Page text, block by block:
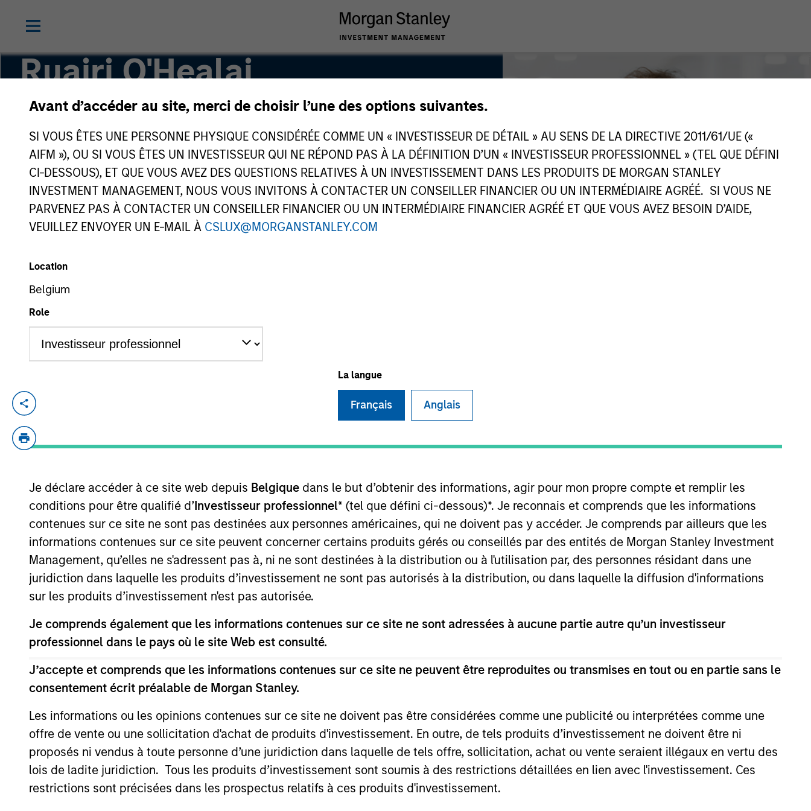
Avant d’accéder au site, merci de choisir l’une des options suivantes.
SI VOUS ÊTES UNE PERSONNE PHYSIQUE CONSIDÉRÉE COMME UN « INVESTISSEUR DE DÉTAIL » AU SENS DE LA DIRECTIVE 2011/61/UE («
AIFM »), OU SI VOUS ÊTES UN INVESTISSEUR QUI NE RÉPOND PAS À LA DÉFINITION D’UN « INVESTISSEUR PROFESSIONNEL » (TEL QUE DÉFINI
CI-DESSOUS), ET QUE VOUS AVEZ DES QUESTIONS RELATIVES À UN INVESTISSEMENT DANS LES PRODUITS DE MORGAN STANLEY
INVESTMENT MANAGEMENT, NOUS VOUS INVITONS À CONTACTER UN CONSEILLER FINANCIER OU UN INTERMÉDIAIRE AGRÉÉ. SI VOUS NE
PARVENEZ PAS À CONTACTER UN CONSEILLER FINANCIER OU UN INTERMÉDIAIRE FINANCIER AGRÉÉ ET QUE VOUS AVEZ BESOIN D’AIDE,
VEUILLEZ ENVOYER UN E-MAIL À CSLUX@MORGANSTANLEY.COM
Location
Belgium
Role
La langue
Français Anglais
Je déclare accéder à ce site web depuis Belgique dans le but d’obtenir des informations, agir pour mon propre compte et remplir les
conditions pour être qualifié d’Investisseur professionnel* (tel que défini ci-dessous)*. Je reconnais et comprends que les informations
contenues sur ce site ne sont pas destinées aux personnes américaines, qui ne doivent pas y accéder. Je comprends par ailleurs que les
informations contenues sur ce site peuvent concerner certains produits gérés ou conseillés par des entités de Morgan Stanley Investment
Management, qu’elles ne s'adressent pas à, ni ne sont destinées à la distribution ou à l'utilisation par, des personnes résidant dans une
juridiction dans laquelle les produits d’investissement ne sont pas autorisés à la distribution, ou dans laquelle la diffusion d'informations
sur les produits d’investissement n'est pas autorisée.
Je comprends également que les informations contenues sur ce site ne sont adressées à aucune partie autre qu’un investisseur
professionnel dans le pays où le site Web est consulté.
J’accepte et comprends que les informations contenues sur ce site ne peuvent être reproduites ou transmises en tout ou en partie sans le
consentement écrit préalable de Morgan Stanley.
Les informations ou les opinions contenues sur ce site ne doivent pas être considérées comme une publicité ou interprétées comme une
offre de vente ou une sollicitation d'achat de produits d'investissement. En outre, de tels produits d’investissement ne doivent être ni
proposés ni vendus à toute personne d’une juridiction dans laquelle de tels offre, sollicitation, achat ou vente seraient illégaux en vertu des
lois de ladite juridiction. Tous les produits d’investissement sont soumis à des restrictions détaillées en lien avec l'investissement. Ces
restrictions sont précisées dans les prospectus relatifs à ces produits d'investissement.
Ruairi O'Healai
Co–Chief Operating Officer
YEARS OF INDUSTRY EXPERIENCE
30 Years
Ruairi is co–chief operating officer and a member of the Morgan Stanley Investment Management Operating Committee, the EMEA
Operating Committee and the Morgan Stanley Investment Management and Morgan Stanley Fund Management Investment
years of financial services experience.
Ruairi has a BA in banking and finance from the University of Ulster and an MComm from the Graduate School of Business,
University College Dublin.
May not represent all Team Members.
offering of advisory services or an offer to sell or a solicitation of an offer to buy any securities in any jurisdiction in which such offer or solicitation,
purchase or sale would be unlawful under the securities, insurance or other laws of such jurisdiction.
Please refer to the strategy detail page for important information on the strategy, including additional risk considerations.
Morgan Stanley
Morgan Stanley Careers